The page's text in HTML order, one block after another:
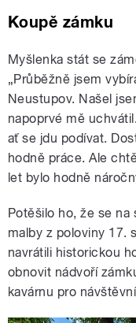
Koupě zámku
Myšlenka stát se
„Průběžně jsem
Neustupov. Našel
napoprvé mě
ať se jdu podívat.
hodně práce. Ale
let bylo hodně
Potěšilo ho, že se
malby z poloviny 17.
navrátili historickou
obnovit nádvoří
kavárnu pro